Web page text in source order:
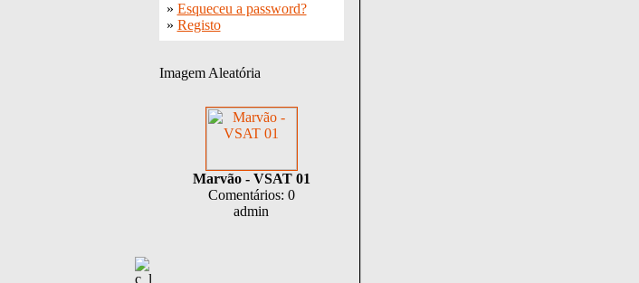
» Esqueceu a password?
» Registo
Imagem Aleatória
Marvão - VSAT 01
Comentários: 0
admin